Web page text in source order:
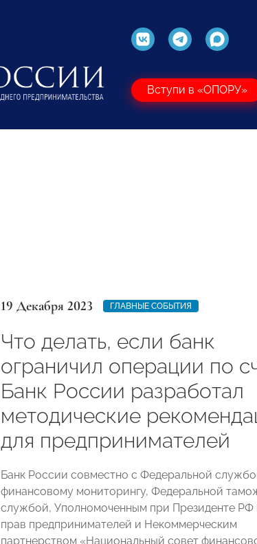
Вступи в «ОПОРУ»
19 Декабря 2023 ГЛАВНЫЕ СОБЫТИЯ
Что делать, если банк
ограничил операции по
Банк России разработал
методические
для предпринимателей
Банк России совместно с Федеральной
финансовому мониторингу, Федеральной
службой, Уполномоченным при Президенте РФ
прав предпринимателей и Некоммерческим
партнерством «Национальный совет